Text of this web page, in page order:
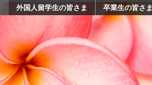
外国人留学生の皆さま 卒業生の皆さま